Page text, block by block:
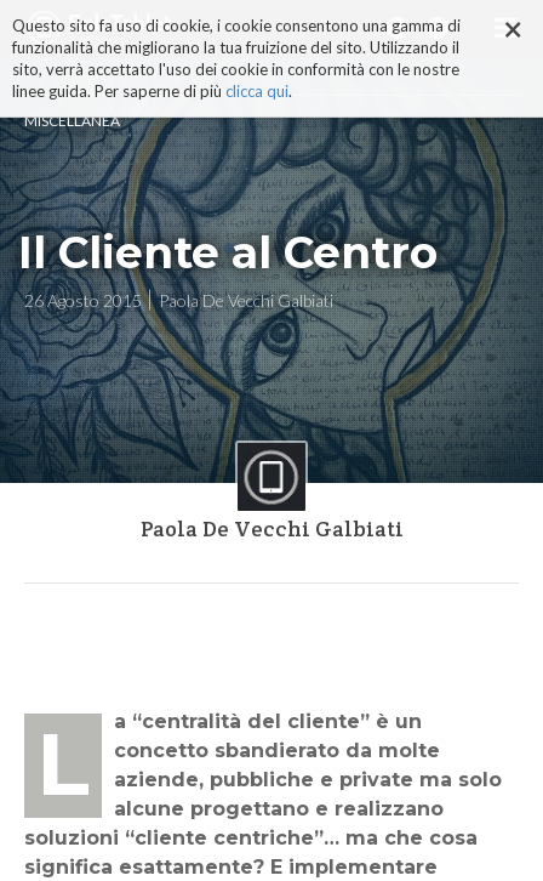
×
Questo sito fa uso di cookie, i cookie consentono una gamma di
funzionalità che migliorano la tua fruizione del sito. Utilizzando il
sito, verrà accettato l'uso dei cookie in conformità con le nostre
linee guida. Per saperne di più clicca qui.
ai
contenuti.
|
alla
navigazione
MISCELLANEA
Il Cliente al Centro
26 Agosto 2015 Paola De Vecchi Galbiati
Paola De Vecchi Galbiati
La “centralità del cliente” è un
concetto sbandierato da molte
aziende, pubbliche e private ma solo
alcune progettano e realizzano
soluzioni “cliente centriche”… ma che cosa
significa esattamente? E implementare